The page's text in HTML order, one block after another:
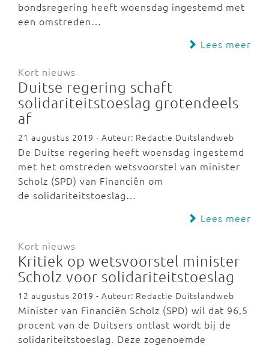
bondsregering heeft woensdag ingestemd met
een omstreden…
Lees meer
Kort nieuws
Duitse regering schaft
solidariteitstoeslag grotendeels
af
21 augustus 2019 - Auteur: Redactie Duitslandweb
De Duitse regering heeft woensdag ingestemd
met het omstreden wetsvoorstel van minister
Scholz (SPD) van Financiën om
de solidariteitstoeslag…
Lees meer
Kort nieuws
Kritiek op wetsvoorstel minister
Scholz voor solidariteitstoeslag
12 augustus 2019 - Auteur: Redactie Duitslandweb
Minister van Financiën Scholz (SPD) wil dat 96,5
procent van de Duitsers ontlast wordt bij de
solidariteitstoeslag. Deze zogenoemde